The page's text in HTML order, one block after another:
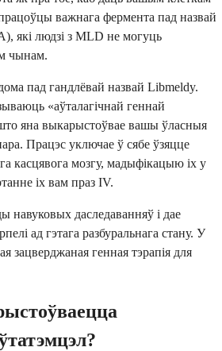
важнага фермента пад назвай
які людзі з MLD не могуць
чынам.
пад гандлёвай назвай Libmeldy.
«аўталагічнай геннай
яна выкарыстоўвае вашы ўласныя
Працэс уключае ў сябе ўзяцце
касцявога мозгу, мадыфікацыю іх у
іх вам праз IV.
навуковых даследаванняў і дае
ад гэтага разбуральнага стану. У
зацверджаная генная тэрапія для